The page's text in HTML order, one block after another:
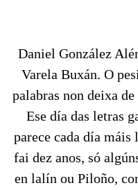
Daniel González
Varela Buxán. O
palabras non deixa
Ese día das letras
parece cada día máis
fai dez anos, só
en lalín ou Piloño,